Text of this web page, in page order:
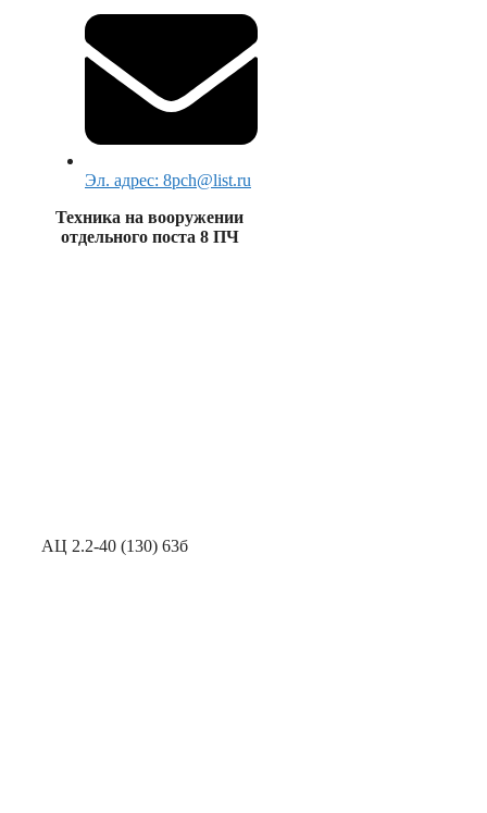
Эл. адрес: 8pch@list.ru
Техника на вооружении
отдельного поста 8 ПЧ
АЦ 2.2-40 (130) 63б